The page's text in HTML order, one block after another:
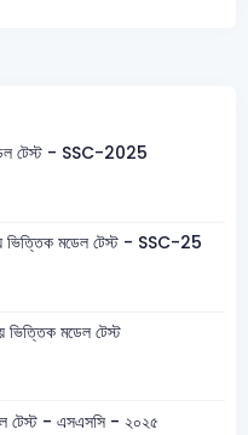
টেস্ট - SSC-2025
ভিত্তিক মডেল টেস্ট - SSC-25
মডেল টেস্ট
টেস্ট - এসএসসি - ২০২৫